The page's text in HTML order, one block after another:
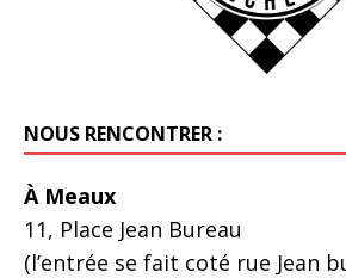
NOUS RENCONTRER :
À Meaux
11, Place Jean Bureau
(l’entrée se fait coté rue Jean